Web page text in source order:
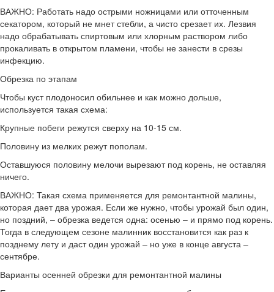
ВАЖНО: Работать надо острыми ножницами или отточенным
секатором, который не мнет стебли, а чисто срезает их. Лезвия
надо обрабатывать спиртовым или хлорным раствором либо
прокаливать в открытом пламени, чтобы не занести в срезы
инфекцию.
Обрезка по этапам
Чтобы куст плодоносил обильнее и как можно дольше,
используется такая схема:
Крупные побеги режутся сверху на 10-15 см.
Половину из мелких режут пополам.
Оставшуюся половину мелочи вырезают под корень, не оставляя
ничего.
ВАЖНО: Такая схема применяется для ремонтантной малины,
которая дает два урожая. Если же нужно, чтобы урожай был один,
но поздний, – обрезка ведется одна: осенью – и прямо под корень.
Тогда в следующем сезоне малинник восстановится как раз к
позднему лету и даст один урожай – но уже в конце августа –
сентябре.
Варианты осенней обрезки для ремонтантной малины